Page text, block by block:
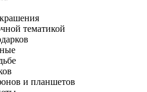
тематикой
и планшетов